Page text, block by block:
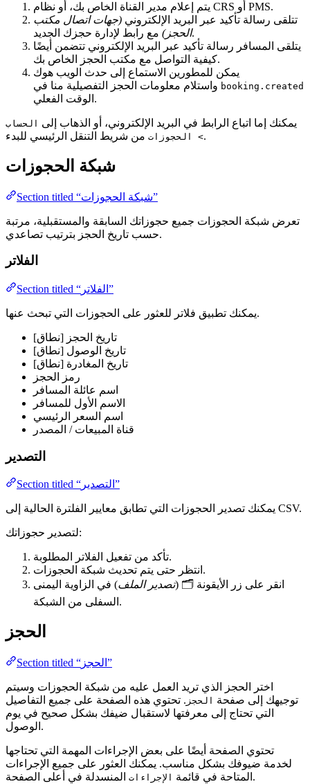
يتم إعلام مدير القناة الخاص بك، أو نظام CRS أو PMS.
تتلقى رسالة تأكيد عبر البريد الإلكتروني (جهات اتصال مكتب
الحجز)مع رابط لإدارة حجزك الجديد.
يتلقى المسافر رسالة تأكيد عبر البريد الإلكتروني تتضمن أيضًا
كيفية التواصل مع مكتب الحجز الخاص بك.
يمكن للمطورين الاستماع إلى حدث الويب هوك
booking.created واستلام معلومات الحجز التفصيلية منا في
الوقت الفعلي.
يمكنك إما اتباع الرابط في البريد الإلكتروني، أو الذهاب إلى الحساب
> الحجوزاتمن شريط التنقل الرئيسي للبدء.
شبكة الحجوزات
Section titled “شبكة الحجوزات”
تعرض شبكة الحجوزات جميع حجوزاتك السابقة والمستقبلية، مرتبة
حسب تاريخ الحجز بترتيب تصاعدي.
الفلاتر
Section titled “الفلاتر”
يمكنك تطبيق فلاتر للعثور على الحجوزات التي تبحث عنها.
تاريخ الحجز [نطاق]
تاريخ الوصول [نطاق]
تاريخ المغادرة [نطاق]
رمز الحجز
اسم عائلة المسافر
الاسم الأول للمسافر
اسم السعر الرئيسي
قناة المبيعات / المصدر
التصدير
Section titled “التصدير”
يمكنك تصدير الحجوزات التي تطابق معايير الفلترة الحالية إلى CSV.
لتصدير حجوزاتك:
تأكد من تفعيل الفلاتر المطلوبة.
انتظر حتى يتم تحديث شبكة الحجوزات.
انقر على زر الأيقونة 🗂️ (تصدير الملف) في الزاوية اليمنى
السفلى من الشبكة.
الحجز
Section titled “الحجز”
اختر الحجز الذي تريد العمل عليه من شبكة الحجوزات وسيتم
توجيهك إلى صفحة
الحجز . تحتوي هذه الصفحة على جميع التفاصيل
التي تحتاج إلى معرفتها لاستقبال ضيفك بشكل صحيح في يوم
الوصول.
تحتوي الصفحة أيضًا على بعض الإجراءات المهمة التي تحتاجها
لخدمة ضيوفك بشكل مناسب. يمكنك العثور على جميع الإجراءات
المتاحة في قائمة
الإجراءات المنسدلة في أعلى الصفحة.